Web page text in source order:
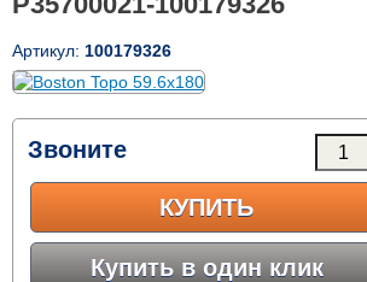
Артикул: 100179326
Звоните
КУПИТЬ
Купить в один клик